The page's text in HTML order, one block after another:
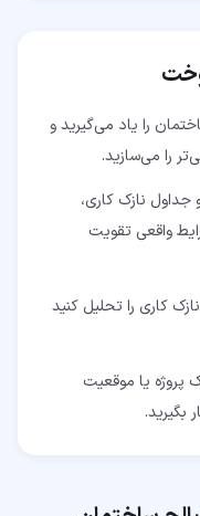
را یاد می‌گیرید و
را می‌سازید.
نازک کاری،
واقعی تقویت
کاری را تحلیل کنید
پروژه یا موقعیت
بگیرید.